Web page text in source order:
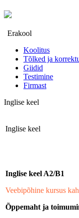
Erakool
Koolitus
Tõlked ja
Giidid
Testimine
Firmast
Inglise keel
Inglise keel
Inglise keel A2/B1
Veebipõhine kursus
Õppemaht ja